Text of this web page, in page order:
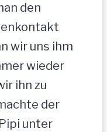
den
wir uns ihm
wieder
ihn zu
der
unter